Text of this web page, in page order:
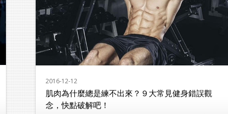
2016-12-12
肌肉為什麼總是練不出來？９大常見健身錯誤觀
念，快點破解吧！